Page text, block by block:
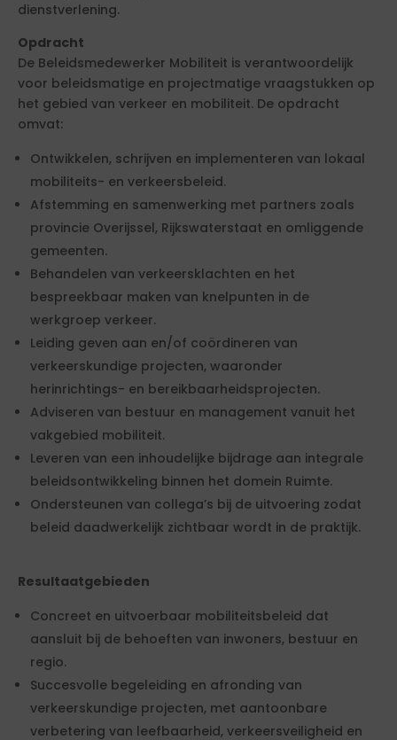
dienstverlening.
Opdracht
De Beleidsmedewerker Mobiliteit is verantwoordelijk
voor beleidsmatige en projectmatige vraagstukken op
het gebied van verkeer en mobiliteit. De opdracht
omvat:
Ontwikkelen, schrijven en implementeren van lokaal
mobiliteits- en verkeersbeleid.
Afstemming en samenwerking met partners zoals
provincie Overijssel, Rijkswaterstaat en omliggende
gemeenten.
Behandelen van verkeersklachten en het
bespreekbaar maken van knelpunten in de
werkgroep verkeer.
Leiding geven aan en/of coördineren van
verkeerskundige projecten, waaronder
herinrichtings- en bereikbaarheidsprojecten.
Adviseren van bestuur en management vanuit het
vakgebied mobiliteit.
Leveren van een inhoudelijke bijdrage aan integrale
beleidsontwikkeling binnen het domein Ruimte.
Ondersteunen van collega’s bij de uitvoering zodat
beleid daadwerkelijk zichtbaar wordt in de praktijk.
Resultaatgebieden
Concreet en uitvoerbaar mobiliteitsbeleid dat
aansluit bij de behoeften van inwoners, bestuur en
regio.
Succesvolle begeleiding en afronding van
verkeerskundige projecten, met aantoonbare
verbetering van leefbaarheid, verkeersveiligheid en